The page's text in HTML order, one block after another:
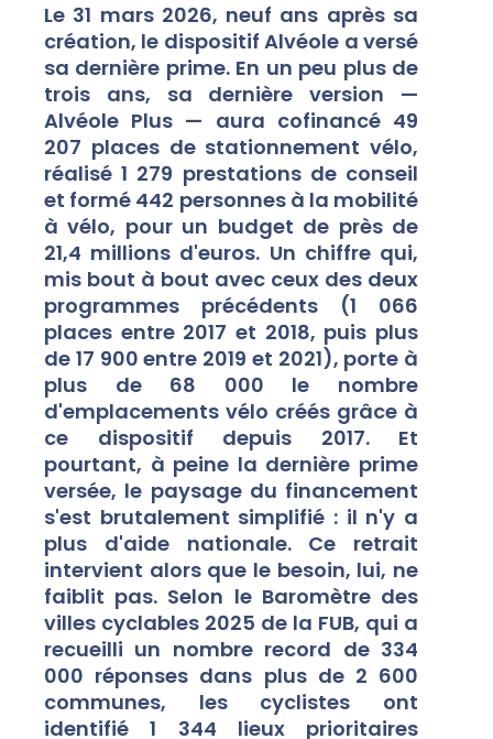
Le 31 mars 2026, neuf ans après sa
création, le dispositif Alvéole a versé
sa dernière prime. En un peu plus de
trois ans, sa dernière version —
Alvéole Plus — aura cofinancé 49
207 places de stationnement vélo,
réalisé 1 279 prestations de conseil
et formé 442 personnes à la mobilité
à vélo, pour un budget de près de
21,4 millions d'euros. Un chiffre qui,
mis bout à bout avec ceux des deux
programmes précédents (1 066
places entre 2017 et 2018, puis plus
de 17 900 entre 2019 et 2021), porte à
plus de 68 000 le nombre
d'emplacements vélo créés grâce à
ce dispositif depuis 2017. Et
pourtant, à peine la dernière prime
versée, le paysage du financement
s'est brutalement simplifié : il n'y a
plus d'aide nationale. Ce retrait
intervient alors que le besoin, lui, ne
faiblit pas. Selon le Baromètre des
villes cyclables 2025 de la FUB, qui a
recueilli un nombre record de 334
000 réponses dans plus de 2 600
communes, les cyclistes ont
identifié 1 344 lieux prioritaires